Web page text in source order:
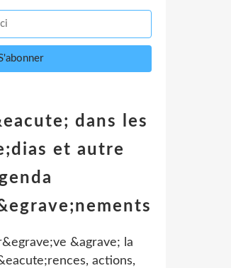
dans les
et autre
&agrave; la
actions,